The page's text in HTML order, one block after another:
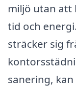
miljö utan att
tid och
sträcker sig
sanering,